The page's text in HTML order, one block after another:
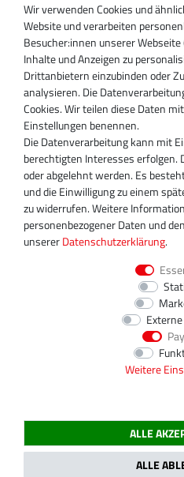
SUPPORT
Inhaber:
Magnos Turbosystems GmbH
Miraustraße 27-29
D-13509 Berlin
+49 30 340 606 740
+49 30 340 606 740
+49 30 340 606 745
info@turboservice24.de
Aktuelle Öffnungszeiten
Mo-Fr: 08:00 Uhr - 18:00 Uhr
Sa: geschlossen
2020 Magnos Turbosystems GmbH |
Wir verwenden Cookies und
Website und verarbeiten
Besucher:innen unserer Webseite
Inhalte und Anzeigen zu
Drittanbietern einzubinden oder
analysieren. Die
Cookies. Wir teilen diese Daten
Einstellungen benennen.
Die Datenverarbeitung kann mit
berechtigten Interesses
oder abgelehnt werden. Es
und die Einwilligung zu einem
zu widerrufen. Weitere
personenbezogener Daten und
unsererDaten­schutz­erklärung.
Weitere
ALLE
ALLE